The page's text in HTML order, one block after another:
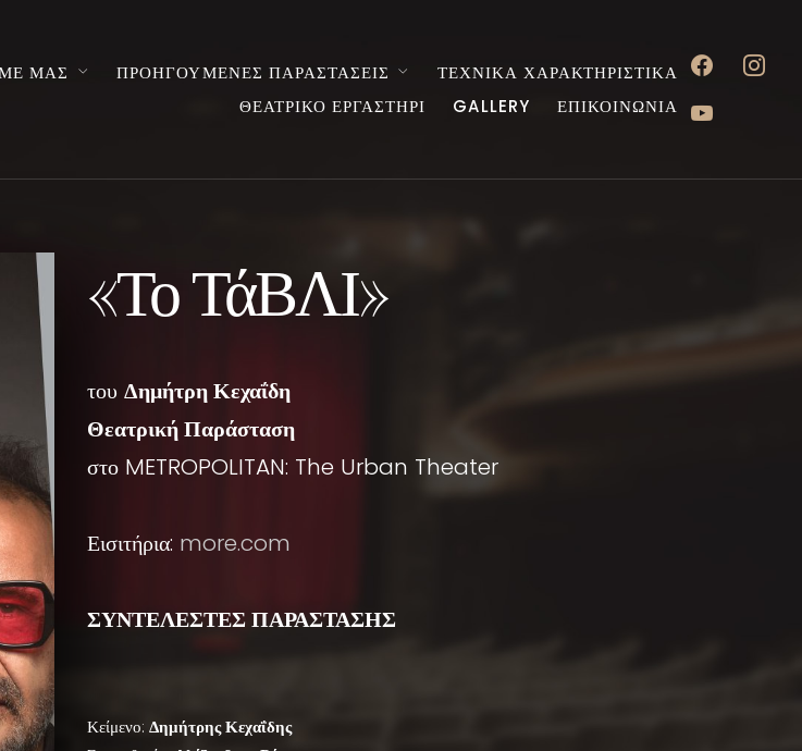
ΜΑΣ ΠΡΟΗΓΟΥΜΕΝΕΣ ΠΑΡΑΣΤΑΣΕΙΣ
ΤΕΧΝΙΚΑ ΧΑΡΑΚΤΗΡΙΣΤΙΚΑ
ΘΕΑΤΡΙΚΟ ΕΡΓΑΣΤΗΡΙ
GALLERY ΕΠΙΚΟΙΝΩΝΙΑ
facebook
youtube
«Το ΤάΒΛΙ»
του Δημήτρη Κεχαΐδη
Θεατρική Παράσταση
στο METROPOLITAN: The Urban Theater
Εισιτήρια: more.com
ΣΥΝΤΕΛΕΣΤΕΣ ΠΑΡΑΣΤΑΣΗΣ
Κείμενο: Δημήτρης Κεχαΐδης